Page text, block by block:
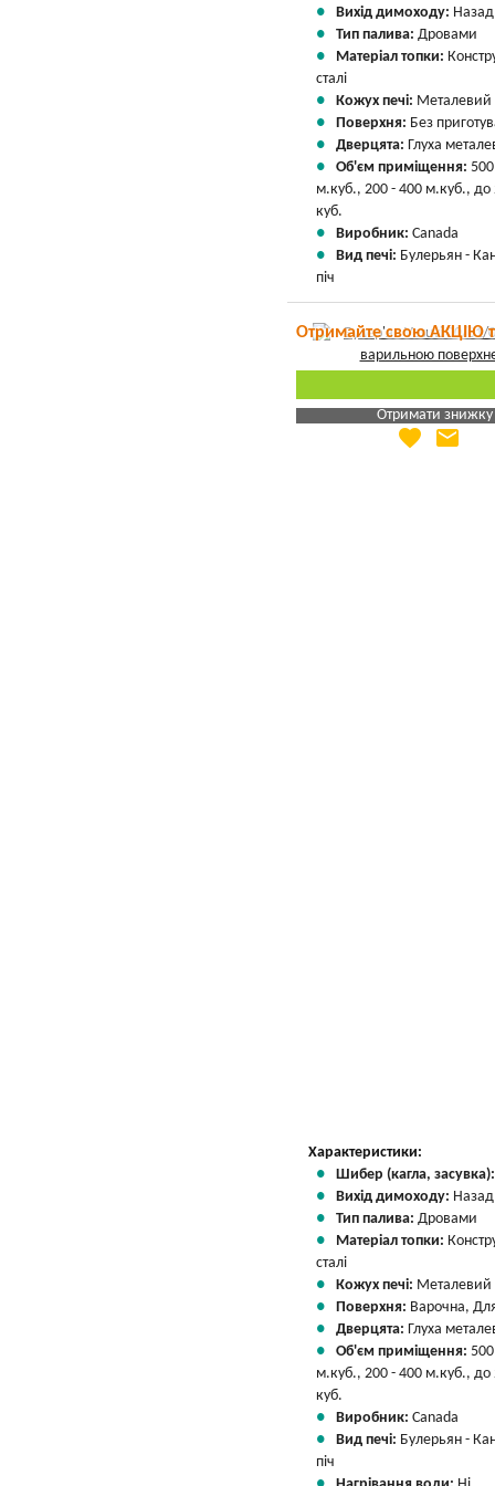
Вихід димоходу: Назад
Тип палива: Дровами
Матеріал топки:
сталі
Кожух печі: Металевий
Поверхня: Без
Дверцята: Глуха
Об'єм приміщення:
м.куб., 200 - 400 м.куб., до
куб.
Виробник: Canada
Вид печі: Булерьян -
піч
Отримайте свою АКЦІЮ
Отримати знижку
Яка Ваша ціна
favorite email
Характеристики:
Шибер (кагла,
Вихід димоходу: Назад
Тип палива: Дровами
Матеріал топки:
сталі
Кожух печі: Металевий
Поверхня: Варочна, Для
Дверцята: Глуха
Об'єм приміщення:
м.куб., 200 - 400 м.куб., до
куб.
Виробник: Canada
Вид печі: Булерьян -
піч